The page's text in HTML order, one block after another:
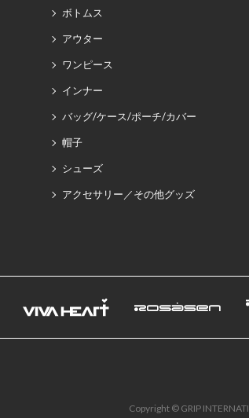
ボトムス
アウター
ワンピース
インナー
バッグ/ケース/ポーチ/カバー
帽子
シューズ
アクセサリー／その他グッズ
Copyright © GRIP